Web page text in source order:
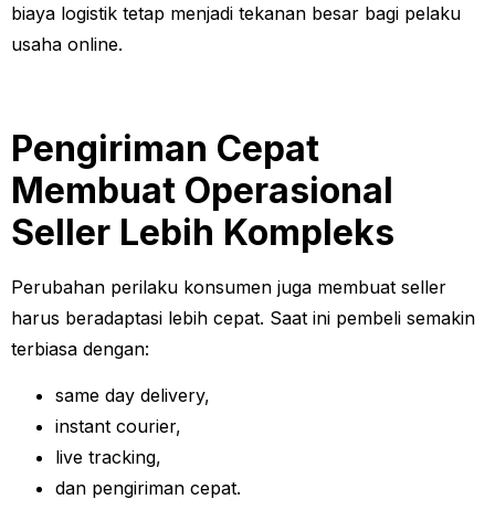
biaya logistik tetap menjadi tekanan besar bagi pelaku
usaha online.
Pengiriman Cepat
Membuat Operasional
Seller Lebih Kompleks
Perubahan perilaku konsumen juga membuat seller
harus beradaptasi lebih cepat. Saat ini pembeli semakin
terbiasa dengan:
same day delivery,
instant courier,
live tracking,
dan pengiriman cepat.